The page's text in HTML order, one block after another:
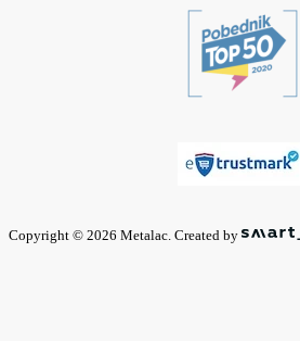
Copyright © 2026 Metalac. Created by